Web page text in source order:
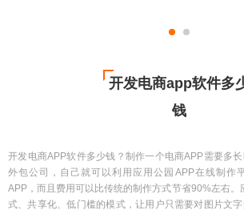
开发电商app软件多
钱
开发电商APP软件多少钱？制作一个电商APP需要多
外包公司，自己就可以利用应用公园APP在线制作
APP，而且费用可以比传统的制作方式节省90%左右
式、共享化、低门槛的模式，让用户只需要对图片文